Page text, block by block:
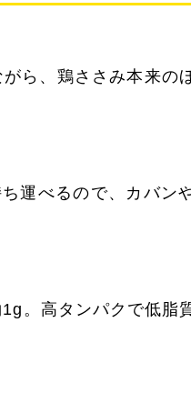
ら、鶏ささみ本来の
運べるので、カバン
。高タンパクで低脂